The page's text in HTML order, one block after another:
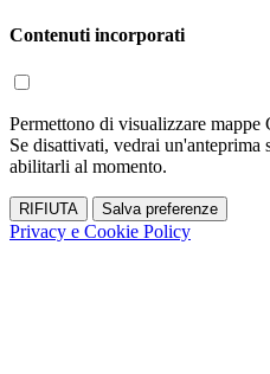
Contenuti incorporati
Permettono di visualizzare
Se disattivati, vedrai un'anteprima
abilitarli al momento.
RIFIUTA Salva preferenze
Privacy e Cookie Policy